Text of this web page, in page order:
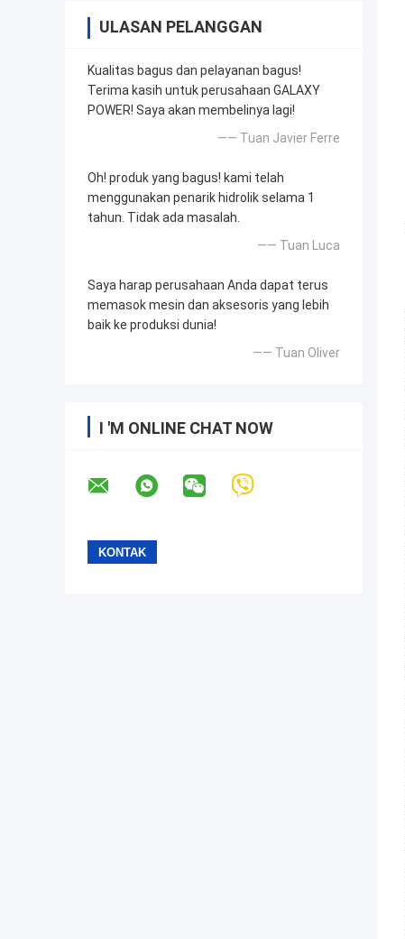
ULASAN PELANGGAN
Kualitas bagus dan pelayanan bagus!
Terima kasih untuk perusahaan GALAXY
POWER! Saya akan membelinya lagi!
—— Tuan Javier Ferre
Oh! produk yang bagus! kami telah
menggunakan penarik hidrolik selama 1
tahun. Tidak ada masalah.
—— Tuan Luca
Saya harap perusahaan Anda dapat terus
memasok mesin dan aksesoris yang lebih
baik ke produksi dunia!
—— Tuan Oliver
I 'M ONLINE CHAT NOW